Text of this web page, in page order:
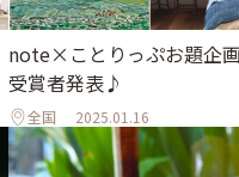
note×ことりっぷお題企
受賞者発表♪
全国 2025.01.16